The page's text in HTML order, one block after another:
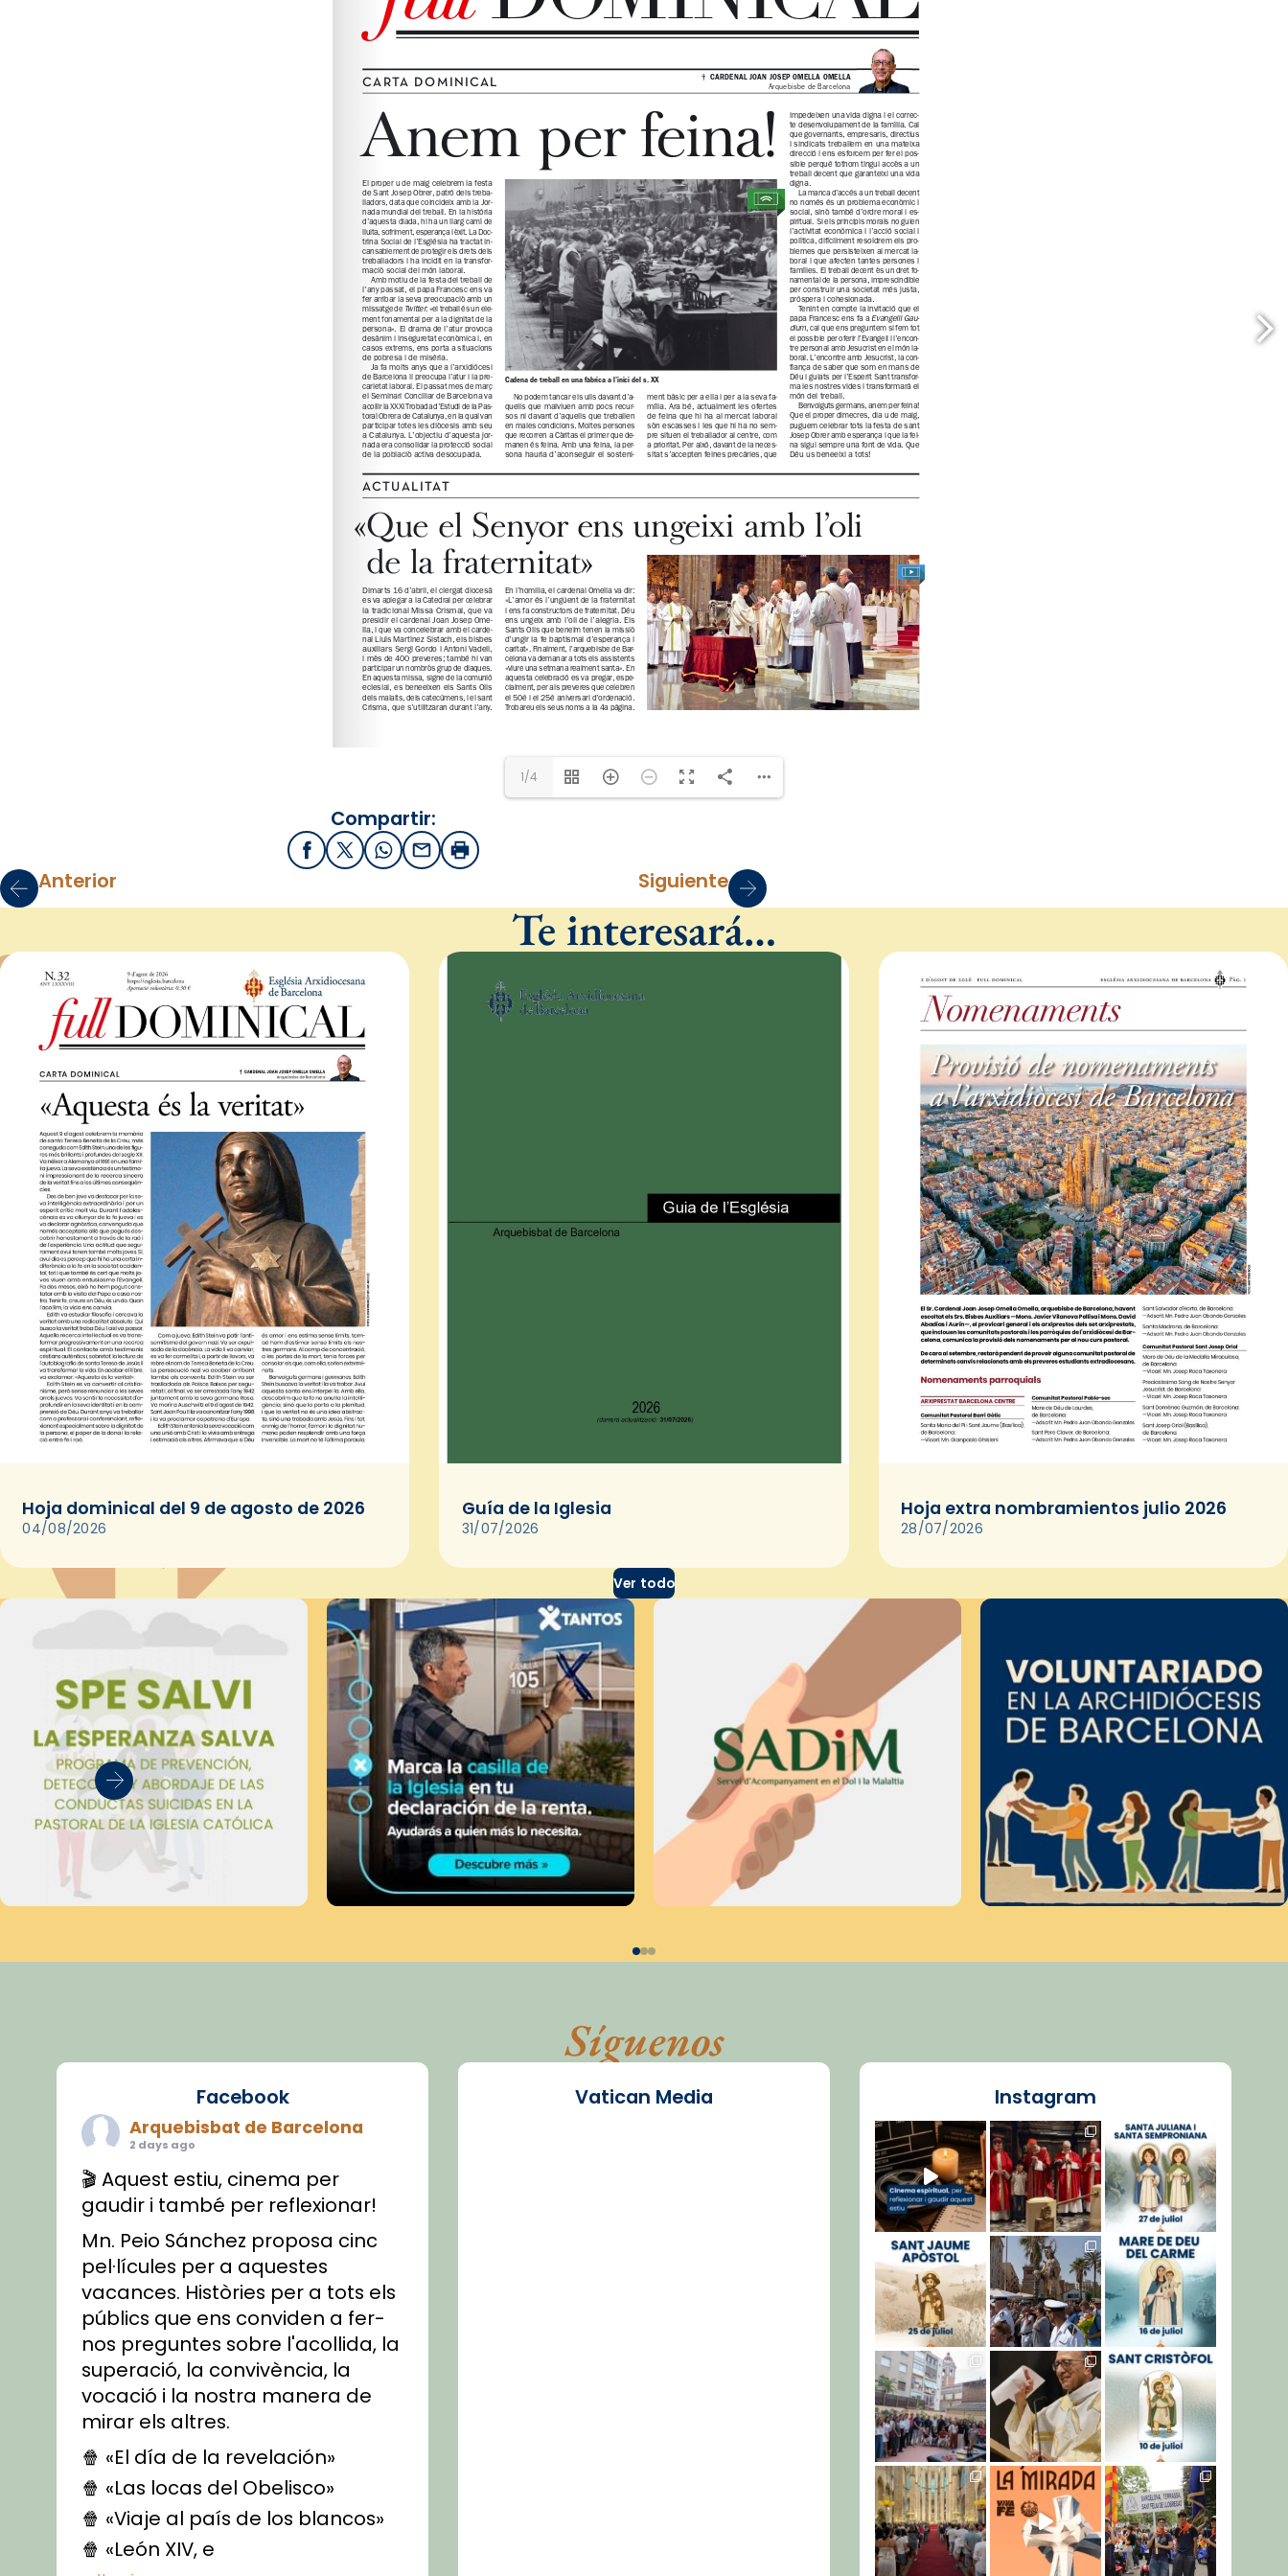
1/4
Compartir:
FacebookX / Twitter
WhatsApp
EmailImprimir
Anterior Siguiente
Te interesará…
Hoja dominical del 9 de agosto de 2026
04/08/2026
Guía de la Iglesia
31/07/2026
Hoja extra nombramientos julio 2026
28/07/2026
Ver todo
Síguenos
Facebook
Arquebisbat de Barcelona
2 days ago
🎬 Aquest estiu, cinema per
gaudir i també per reflexionar!
Mn. Peio Sánchez proposa cinc
pel·lícules per a aquestes
vacances. Històries per a tots els
públics que ens conviden a fer-
nos preguntes sobre l'acollida, la
superació, la convivència, la
vocació i la nostra manera de
mirar els altres.
🍿 «El día de la revelación»
🍿 «Las locas del Obelisco»
🍿 «Viaje al país de los blancos»
🍿 «León XIV, e
Vatican Media Instagram